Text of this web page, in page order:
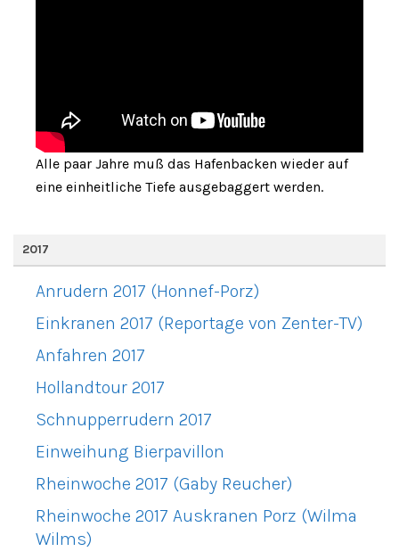
Alle paar Jahre muß das Hafenbacken wieder auf
eine einheitliche Tiefe ausgebaggert werden.
2017
Anrudern 2017 (Honnef-Porz)
Einkranen 2017 (Reportage von Zenter-TV)
Anfahren 2017
Hollandtour 2017
Schnupperrudern 2017
Einweihung Bierpavillon
Rheinwoche 2017 (Gaby Reucher)
Rheinwoche 2017 Auskranen Porz (Wilma
Wilms)